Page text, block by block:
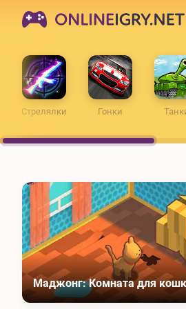
Стрелялки Гонки
Маджонг: Комната для